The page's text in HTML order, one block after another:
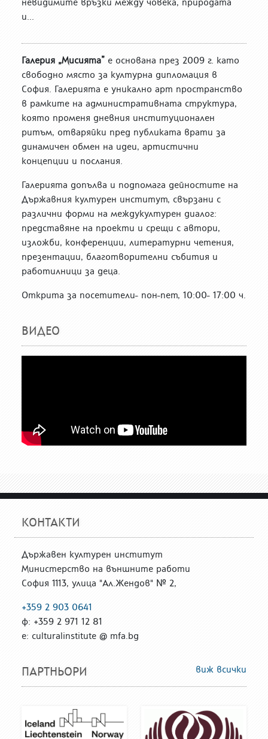
и...
Галерия „Мисията” е основана през 2009 г. като
свободно място за културна дипломация в
София. Галерията е уникално арт пространство
в рамките на административната структура,
която променя дневния институционален
ритъм, отваряйки пред публиката врати за
динамичен обмен на идеи, артистични
концепции и послания.
Галерията допълва и подпомага дейностите на
Държавния културен институт, свързани с
различни форми на междукултурен диалог:
представяне на проекти и срещи с автори,
изложби, конференции, литературни четения,
презентации, благотворителни събития и
работилници за деца.
Открита за посетители- пон-пет, 10:00- 17:00 ч.
ВИДЕО
КОНТАКТИ
Държавен културен институт
Министерство на външните работи
София 1113, улица "Ал.Жендов" № 2,
+359 2 903 0641
ф: +359 2 971 12 81
е: culturalinstitute @ mfa.bg
ПАРТНЬОРИ виж всички